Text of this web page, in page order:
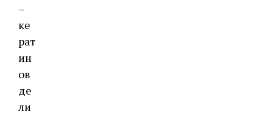
–
ке
рат
ин
ов
де
ли